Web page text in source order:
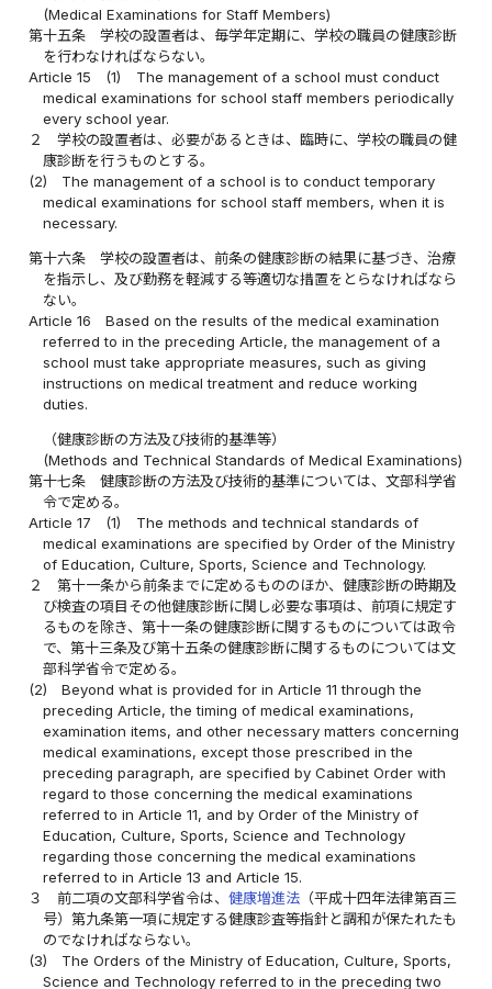
(Medical Examinations for Staff Members)
第十五条
学校の設置者は、毎学年定期に、学校の職員の健康診断
を行わなければならない。
Article 15
(1)
The management of a school must conduct
medical examinations for school staff members periodically
every school year.
２
学校の設置者は、必要があるときは、臨時に、学校の職員の健
康診断を行うものとする。
(2)
The management of a school is to conduct temporary
medical examinations for school staff members, when it is
necessary.
第十六条
学校の設置者は、前条の健康診断の結果に基づき、治療
を指示し、及び勤務を軽減する等適切な措置をとらなければなら
ない。
Article 16
Based on the results of the medical examination
referred to in the preceding Article, the management of a
school must take appropriate measures, such as giving
instructions on medical treatment and reduce working
duties.
（健康診断の方法及び技術的基準等）
(Methods and Technical Standards of Medical Examinations)
第十七条
健康診断の方法及び技術的基準については、文部科学省
令で定める。
Article 17
(1)
The methods and technical standards of
medical examinations are specified by Order of the Ministry
of Education, Culture, Sports, Science and Technology.
２
第十一条から前条までに定めるもののほか、健康診断の時期及
び検査の項目その他健康診断に関し必要な事項は、前項に規定す
るものを除き、第十一条の健康診断に関するものについては政令
で、第十三条及び第十五条の健康診断に関するものについては文
部科学省令で定める。
(2)
Beyond what is provided for in Article 11 through the
preceding Article, the timing of medical examinations,
examination items, and other necessary matters concerning
medical examinations, except those prescribed in the
preceding paragraph, are specified by Cabinet Order with
regard to those concerning the medical examinations
referred to in Article 11, and by Order of the Ministry of
Education, Culture, Sports, Science and Technology
regarding those concerning the medical examinations
referred to in Article 13 and Article 15.
３
前二項の文部科学省令は、健康増進法 （平成十四年法律第百三
号）第九条第一項に規定する健康診査等指針と調和が保たれたも
のでなければならない。
(3)
The Orders of the Ministry of Education, Culture, Sports,
Science and Technology referred to in the preceding two